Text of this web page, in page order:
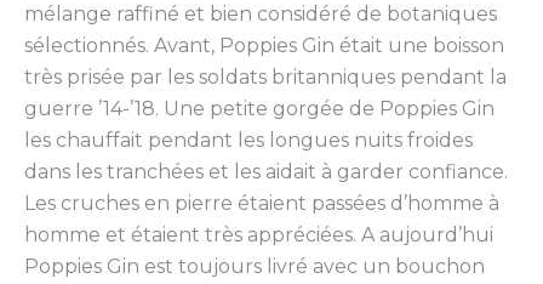
mélange raffiné et bien considéré de botaniques
sélectionnés. Avant, Poppies Gin était une boisson
très prisée par les soldats britanniques pendant la
guerre ’14-’18. Une petite gorgée de Poppies Gin
les chauffait pendant les longues nuits froides
dans les tranchées et les aidait à garder confiance.
Les cruches en pierre étaient passées d’homme à
homme et étaient très appréciées. A aujourd’hui
Poppies Gin est toujours livré avec un bouchon